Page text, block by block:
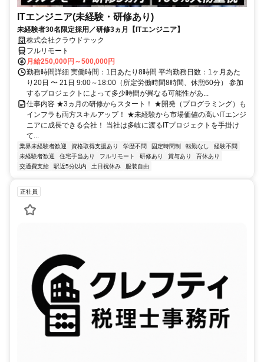
ITエンジニア(未経験・研修あり)
未経験者30名限定採用／研修3ヵ月【ITエンジニア】
株式会社クラウドテック
フルリモート
月給250,000円～500,000円
勤務時間詳細 実働時間：1日あたり8時間 平均勤務日数：1ヶ月あた
り20日 〜 21日 9:00～18:00（所定労働時間8時間、休憩60分） 参加
するプロジェクトによって多少時間が異なる可能性があ...
仕事内容 ★3ヵ月の研修からスタート！ ★開発（プログラミング）も
インフラも両方スキルアップ！ ★未経験から市場価値の高いITエンジ
ニアに成長できる会社！ 当社は多岐に渡るITプロジェクトを手掛け
て...
業界未経験者歓迎 資格取得支援あり 学歴不問 固定時間制 転勤なし
経験不問
未経験者歓迎
住宅手当あり フルリモート 研修あり 賞与あり
育休あり
交通費支給
駅近5分以内 土日祝休み 服装自由
正社員